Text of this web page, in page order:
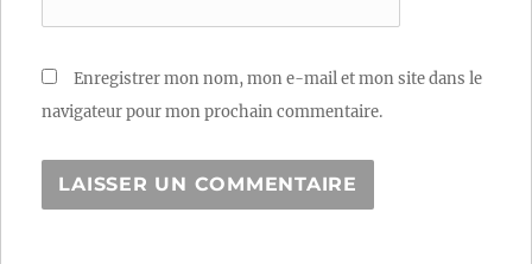
Enregistrer mon nom, mon e-mail et mon site dans le
navigateur pour mon prochain commentaire.